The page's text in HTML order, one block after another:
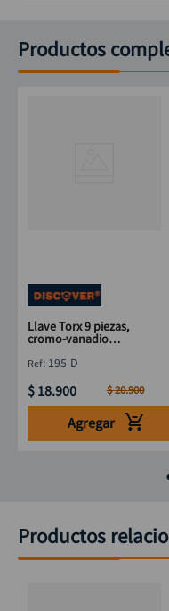
Productos
Llave Torx 9 piezas,
cromo-vanadio
: 195-D
$ 18.900 $20.900
Agregar
Productos